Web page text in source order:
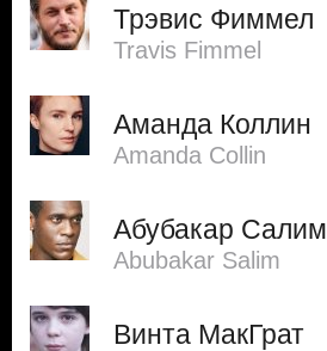
Трэвис Фиммел
Travis Fimmel
Аманда Коллин
Amanda Collin
Абубакар Салим
Abubakar Salim
Винта МакГрат